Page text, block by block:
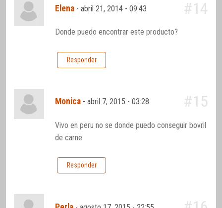
Elena -abril 21, 2014 - 09:43 #14
Donde puedo encontrar este producto?
Responder
Monica -abril 7, 2015 - 03:28 #15
Vivo en peru no se donde puedo conseguir bovril
de carne
Responder